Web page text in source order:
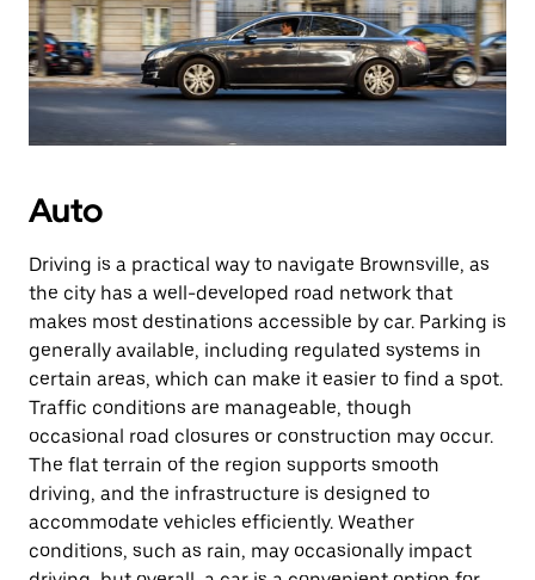
Auto
Driving is a practical way to navigate Brownsville, as
the city has a well-developed road network that
makes most destinations accessible by car. Parking is
generally available, including regulated systems in
certain areas, which can make it easier to find a spot.
Traffic conditions are manageable, though
occasional road closures or construction may occur.
The flat terrain of the region supports smooth
driving, and the infrastructure is designed to
accommodate vehicles efficiently. Weather
conditions, such as rain, may occasionally impact